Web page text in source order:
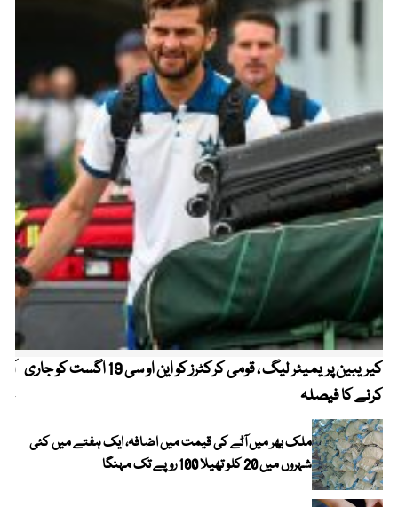
کیریبین پریمیئر لیگ ، قومی کرکٹرز کو این او سی 19 اگست کو جاری
کرنے کا فیصلہ
ملک بھر میں آٹے کی قیمت میں اضافہ، ایک ہفتے میں کئی
شہروں میں 20 کلو تھیلا 100 روپے تک مہنگا